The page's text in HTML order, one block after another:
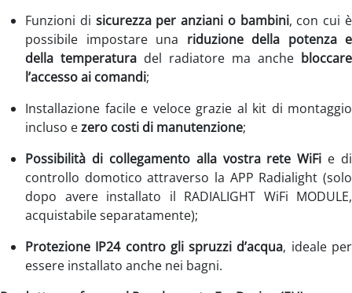
Funzioni di sicurezza per anziani o bambini, con cui è
possibile impostare una riduzione della potenza e
della temperatura del radiatore ma anche bloccare
l’accesso ai comandi;
Installazione facile e veloce grazie al kit di montaggio
incluso ezero costi di manutenzione;
Possibilità di collegamento alla vostra rete WiFi e di
controllo domotico attraverso la APP Radialight (solo
dopo avere installato il RADIALIGHT WiFi MODULE,
acquistabile separatamente);
Protezione IP24 contro gli spruzzi d’acqua, ideale per
essere installato anche nei bagni.